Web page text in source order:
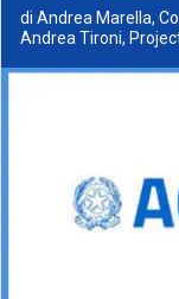
di Andrea Marella,
Andrea Tironi,